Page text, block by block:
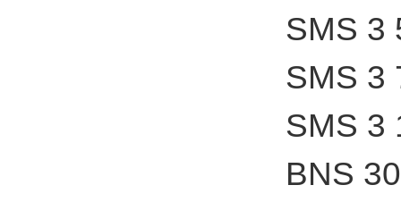
SMS 3
SMS 3
SMS 3
BNS